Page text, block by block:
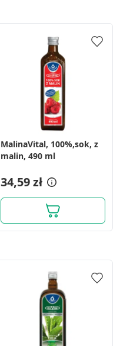
MalinaVital, 100%,sok, z
malin, 490 ml
34,59 zł